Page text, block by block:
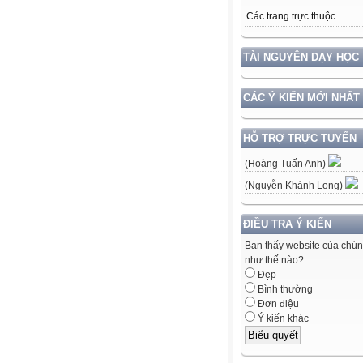
Các trang trực thuộc
TÀI NGUYÊN DẠY HỌC
CÁC Ý KIẾN MỚI NHẤT
HỖ TRỢ TRỰC TUYẾN
(Hoàng Tuấn Anh)
(Nguyễn Khánh Long)
ĐIỀU TRA Ý KIẾN
Bạn thấy website của
như thế nào?
Đẹp
Bình thường
Đơn điệu
Ý kiến khác